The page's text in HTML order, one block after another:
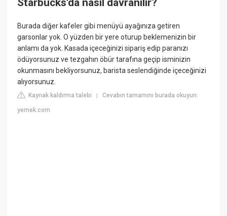
Starbucks'da nasıl davranılır?
Burada diğer kafeler gibi menüyü ayağınıza getiren
garsonlar yok. O yüzden bir yere oturup beklemenizin bir
anlamı da yok. Kasada içeceğinizi sipariş edip paranızı
ödüyorsunuz ve tezgahın öbür tarafına geçip isminizin
okunmasını bekliyorsunuz, barista seslendiğinde içeceğinizi
alıyorsunuz.
Kaynak kaldırma talebi |Cevabın tamamını burada okuyun:
yemek.com